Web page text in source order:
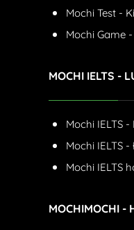
Mochi Test -
Mochi Game
MOCHI IELTS -
Mochi IELTS
Mochi IELTS
Mochi IELTS
MOCHIMOCHI -